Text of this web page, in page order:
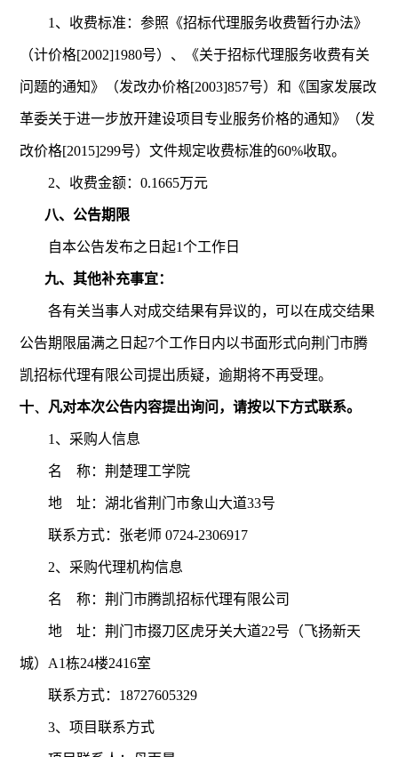
1 、收费标准：参照《招标代理服务收费暂行办法》
（计价格[2002]1980号）、《关于招标代理服务收费有关
问题的通知》（发改办价格[2003]857号）和《国家发展改
革委关于进一步放开建设项目专业服务价格的通知》（发
改价格[2015]299号）文件规定收费标准的60%收取。
2、 收费金额：0.1665万元
八、公告期限
自本公告发布之日起1个工作日
九、其他补充事宜：
各有关当事人对成交结果有异议的，可以在成交结果
公告期限届满之日起7个工作日内以书面形式向荆门市腾
凯招标代理有限公司提出质疑，逾期将不再受理。
十、 凡对本次公告内容提出询问，请按以下方式联系。
1 、采购人信息
名 称：荆楚理工学院
地 址：湖北省荆门市象山大道33号
联系方式： 张老师0724-2306917
2、采购代理机构信息
名 称：荆门市腾凯招标代理有限公司
地 址：荆门市掇刀区虎牙关大道22号（飞扬新天
城） A1栋24楼2416室
联系方式： 18727605329
3、项目联系方式